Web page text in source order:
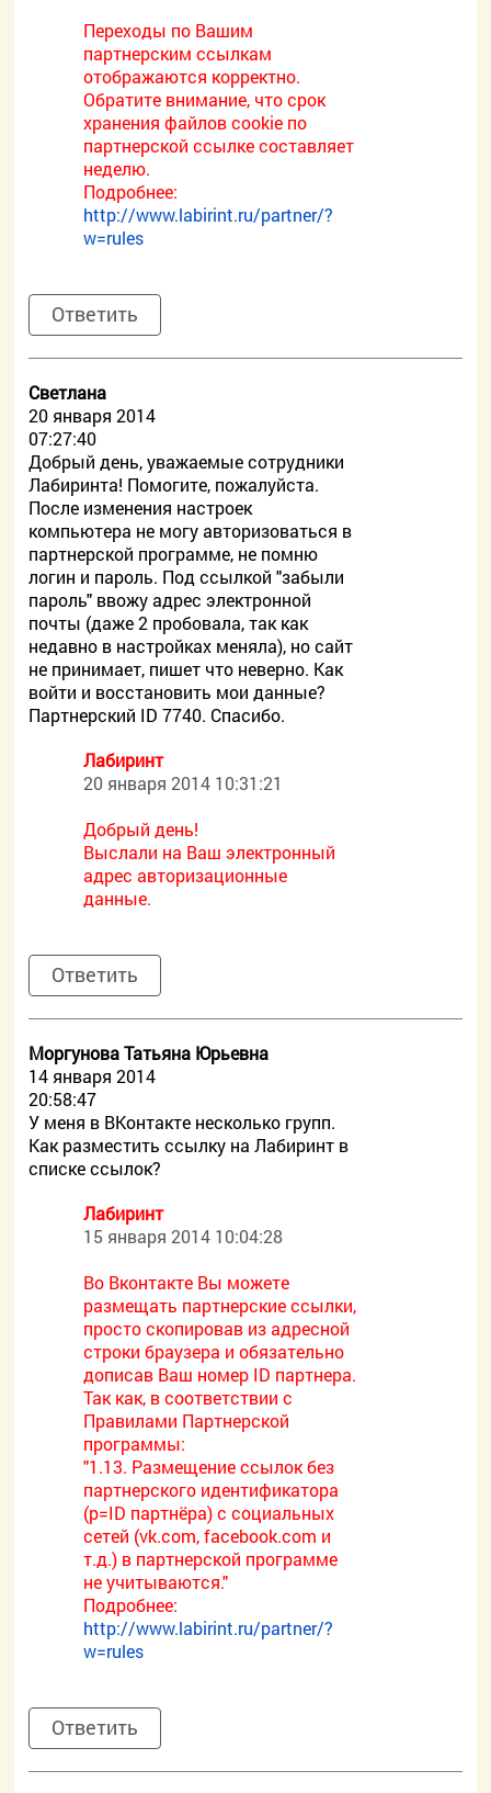
Переходы по Вашим
партнерским ссылкам
отображаются корректно.
Обратите внимание, что срок
хранения файлов cookie по
партнерской ссылке составляет
неделю.
Подробнее:
http://www.labirint.ru/partner/?
w=rules
Ответить
Светлана
20 января 2014
07:27:40
Добрый день, уважаемые сотрудники
Лабиринта! Помогите, пожалуйста.
После изменения настроек
компьютера не могу авторизоваться в
партнерской программе, не помню
логин и пароль. Под ссылкой "забыли
пароль" ввожу адрес электронной
почты (даже 2 пробовала, так как
недавно в настройках меняла), но сайт
не принимает, пишет что неверно. Как
войти и восстановить мои данные?
Партнерский ID 7740. Спасибо.
Лабиринт
20 января 2014 10:31:21
Добрый день!
Выслали на Ваш электронный
адрес авторизационные
данные.
Ответить
Моргунова Татьяна Юрьевна
14 января 2014
20:58:47
У меня в ВКонтакте несколько групп.
Как разместить ссылку на Лабиринт в
списке ссылок?
Лабиринт
15 января 2014 10:04:28
Во Вконтакте Вы можете
размещать партнерские ссылки,
просто скопировав из адресной
строки браузера и обязательно
дописав Ваш номер ID партнера.
Так как, в соответствии с
Правилами Партнерской
программы:
"1.13. Размещение ссылок без
партнерского идентификатора
(p=ID партнёра) с социальных
сетей (vk.com, facebook.com и
т.д.) в партнерской программе
не учитываются."
Подробнее:
http://www.labirint.ru/partner/?
w=rules
Ответить